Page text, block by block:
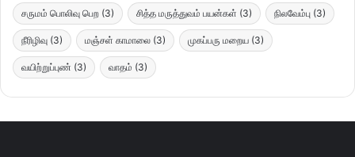
சருமம் பொலிவு பெற (3) சித்த மருத்துவம் பயன்கள் (3) நிலவேம்பு (3)
நீரிழிவு (3) மஞ்சள் காமாலை (3) முகப்பரு மறைய (3)
வயிற்றுப்புண் (3) வாதம் (3)